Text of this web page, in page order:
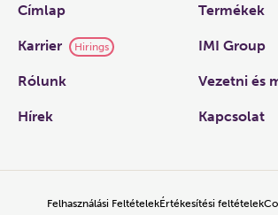
Links
Címlap Termékek
Karrier Hirings IMI Group
Rólunk Vezetni és
Hírek Kapcsolat
Felhasználási FeltételekÉrtékesítési feltételek